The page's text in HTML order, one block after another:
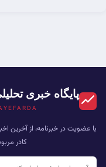
پایگاه خبری
با عضویت در خبرنامه، از آخرین
کادر